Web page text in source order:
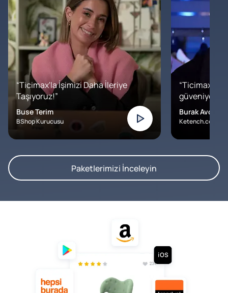
“Ticimax'la İşimizi Daha İleriye
Taşıyoruz!”
Buse Terim
BShop Kurucusu
“Ticimax'a
Burak Avcılar
Ketench.com –
Paketlerimizi İnceleyin